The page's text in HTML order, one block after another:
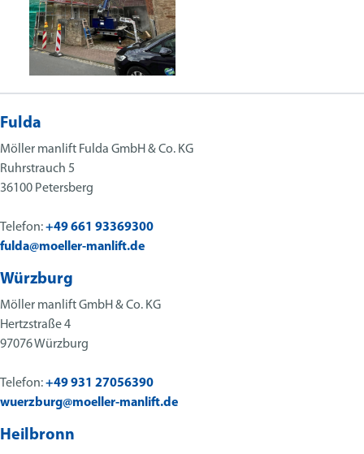
Fulda
Möller manlift Fulda GmbH & Co. KG
Ruhrstrauch 5
36100 Petersberg
Telefon:+49 661 93369300
fulda@moeller-manlift.de
Würzburg
Möller manlift GmbH & Co. KG
Hertzstraße 4
97076 Würzburg
Telefon:+49 931 27056390
wuerzburg@moeller-manlift.de
Heilbronn